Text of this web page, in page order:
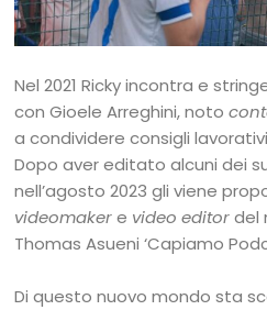
Nel 2021 Ricky incontra e
con Gioele Arreghini, noto
a condividere consigli
Dopo aver editato alcuni dei
nell’agosto 2023 gli viene
videomakere video editordel
Thomas Asueni ‘Capiamo
Di questo nuovo mondo sta